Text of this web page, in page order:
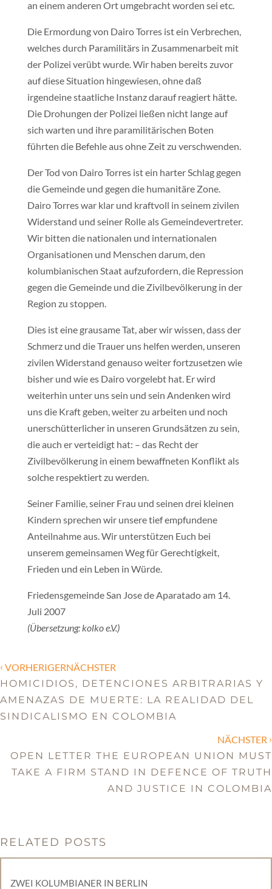
an einem anderen Ort umgebracht worden sei etc.
Die Ermordung von Dairo Torres ist ein Verbrechen,
welches durch Paramilitärs in Zusammenarbeit mit
der Polizei verübt wurde. Wir haben bereits zuvor
auf diese Situation hingewiesen, ohne daß
irgendeine staatliche Instanz darauf reagiert hätte.
Die Drohungen der Polizei ließen nicht lange auf
sich warten und ihre paramilitärischen Boten
führten die Befehle aus ohne Zeit zu verschwenden.
Der Tod von Dairo Torres ist ein harter Schlag gegen
die Gemeinde und gegen die humanitäre Zone.
Dairo Torres war klar und kraftvoll in seinem zivilen
Widerstand und seiner Rolle als Gemeindevertreter.
Wir bitten die nationalen und internationalen
Organisationen und Menschen darum, den
kolumbianischen Staat aufzufordern, die Repression
gegen die Gemeinde und die Zivilbevölkerung in der
Region zu stoppen.
Dies ist eine grausame Tat, aber wir wissen, dass der
Schmerz und die Trauer uns helfen werden, unseren
zivilen Widerstand genauso weiter fortzusetzen wie
bisher und wie es Dairo vorgelebt hat. Er wird
weiterhin unter uns sein und sein Andenken wird
uns die Kraft geben, weiter zu arbeiten und noch
unerschütterlicher in unseren Grundsätzen zu sein,
die auch er verteidigt hat: – das Recht der
Zivilbevölkerung in einem bewaffneten Konflikt als
solche respektiert zu werden.
Seiner Familie, seiner Frau und seinen drei kleinen
Kindern sprechen wir unsere tief empfundene
Anteilnahme aus. Wir unterstützen Euch bei
unserem gemeinsamen Weg für Gerechtigkeit,
Frieden und ein Leben in Würde.
Friedensgemeinde San Jose de Aparatado am 14.
Juli 2007
(Übersetzung: kolko e.V.)
‹ VORHERIGERNÄCHSTER
HOMICIDIOS, DETENCIONES ARBITRARIAS Y
AMENAZAS DE MUERTE: LA REALIDAD DEL
SINDICALISMO EN COLOMBIA
NÄCHSTER ›
OPEN LETTER THE EUROPEAN UNION MUST
TAKE A FIRM STAND IN DEFENCE OF TRUTH
AND JUSTICE IN COLOMBIA
RELATED POSTS
ZWEI KOLUMBIANER IN BERLIN